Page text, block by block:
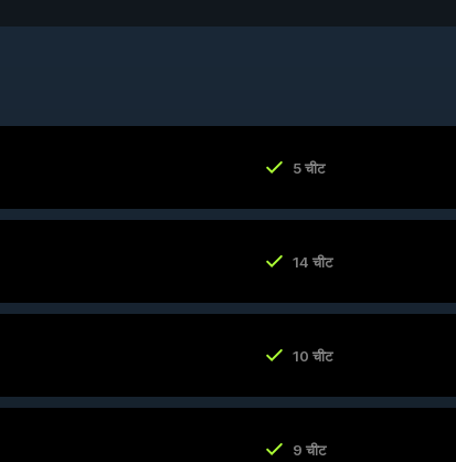
5 चीट
14 चीट
10 चीट
9 चीट